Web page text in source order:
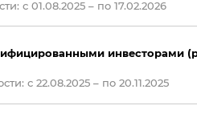
с 01.08.2025 – по 17.02.2026
инвесторами
с 22.08.2025 – по 20.11.2025